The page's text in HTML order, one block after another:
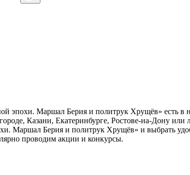
эпохи. Маршал Берия и политрук Хрущёв» есть в
Казани, Екатеринбурге, Ростове-на-Дону
Маршал Берия и политрук Хрущёв» и выбрать
проводим акции и конкурсы.